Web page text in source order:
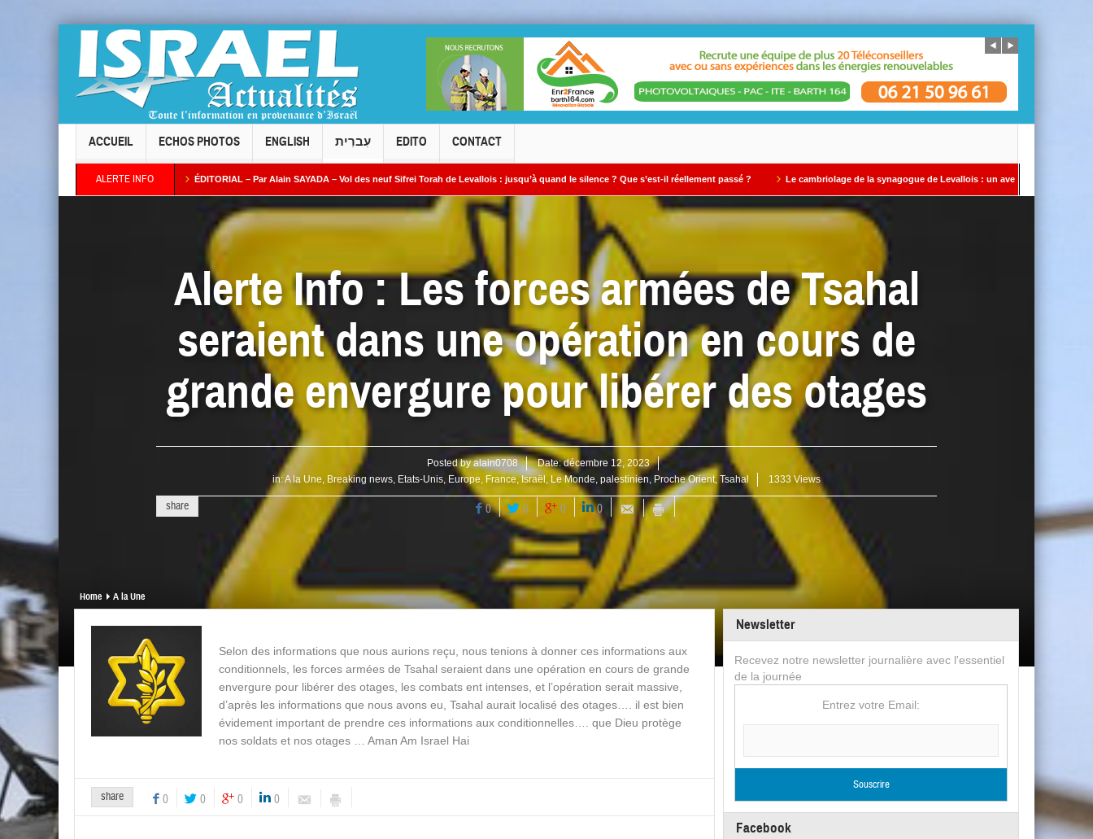
ACCUEIL ECHOS PHOTOS ENGLISH עִברִית EDITO CONTACT
ALERTE INFOÉDITORIAL – Par Alain SAYADA – Vol des neuf Sifrei Torah de Levallois : jusqu’à quand le silence ? Que s’est-il réellement passé ? Le cambriolage de la synagogue de Levallois : un avertissement qui ne doit pas être
Alerte Info : Les forces armées de Tsahal
seraient dans une opération en cours de
grande envergure pour libérer des otages
Posted byalain0708 Date:décembre 12, 2023
in:A la Une, Breaking news, Etats-Unis, Europe, France,Israël , Le Monde, palestinien, Proche Orient, Tsahal 1333 Views
share 0 0 0 0
Home A la Une
Selon des informations que nous aurions reçu, nous tenions à donner ces informations aux
conditionnels, les forces armées de Tsahal seraient dans une opération en cours de grande
envergure pour libérer des otages, les combats ent intenses, et l’opération serait massive,
d’après les informations que nous avons eu, Tsahal aurait localisé des otages…. il est bien
évidement important de prendre ces informations aux conditionnelles…. que Dieu protège
nos soldats et nos otages … Aman Am Israel Hai
share 0 0 0 0
Newsletter
Recevez notre newsletter journalière avec l'essentiel
de la journée
Entrez votre Email:
Facebook